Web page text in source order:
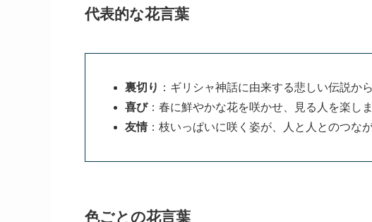
代表的な花言葉
裏切り ：ギリシャ神話に由来する悲しい伝説から
喜び：春に鮮やかな花を咲かせ、見る人を楽しま
友情：枝いっぱいに咲く姿が、人と人とのつなが
色ごとの花言葉